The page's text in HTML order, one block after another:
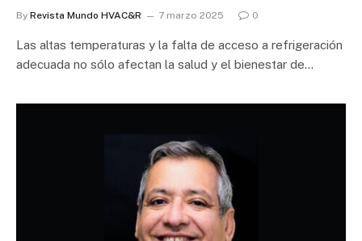
By Revista Mundo HVAC&R 7 marzo 2025 0
Las altas temperaturas y la falta de acceso a refrigeración
adecuada no sólo afectan la salud y el bienestar de…